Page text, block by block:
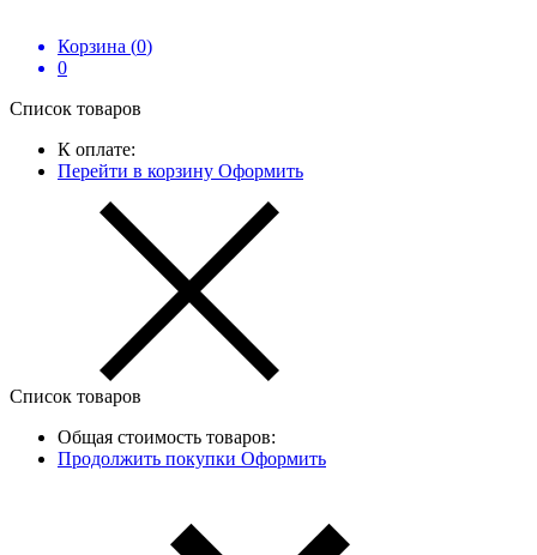
Корзина (0)
0
Список товаров
К оплате:
Перейти в корзину Оформить
Список товаров
Общая стоимость товаров:
Продолжить покупки Оформить